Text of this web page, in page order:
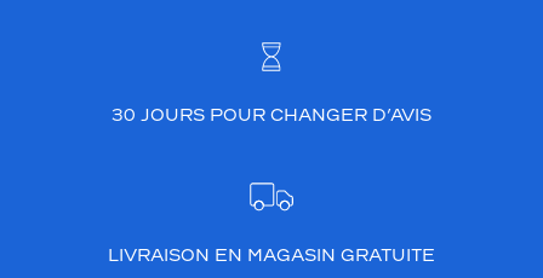
30 JOURS POUR CHANGER D’AVIS
LIVRAISON EN MAGASIN GRATUITE